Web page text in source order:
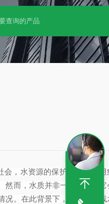
会，水资源的保护与合理利用
然而，水质并非一成不变，它
况。在此背景下，多参数在线